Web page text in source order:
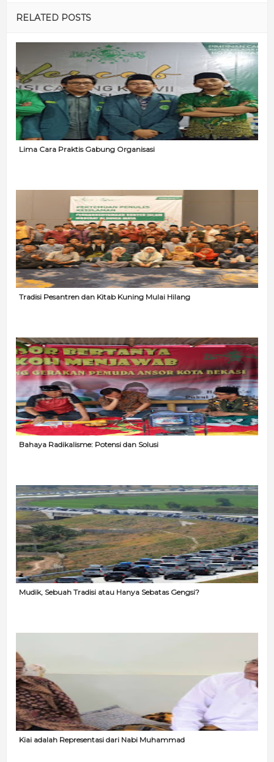
RELATED POSTS
Lima Cara Praktis Gabung Organisasi
Tradisi Pesantren dan Kitab Kuning Mulai Hilang
Bahaya Radikalisme: Potensi dan Solusi
Mudik, Sebuah Tradisi atau Hanya Sebatas Gengsi?
Kiai adalah Representasi dari Nabi Muhammad